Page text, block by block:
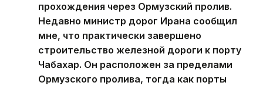
прохождения через Ормузский пролив.
Недавно министр дорог Ирана сообщил
мне, что практически завершено
строительство железной дороги к порту
Чабахар. Он расположен за пределами
Ормузского пролива, тогда как порты